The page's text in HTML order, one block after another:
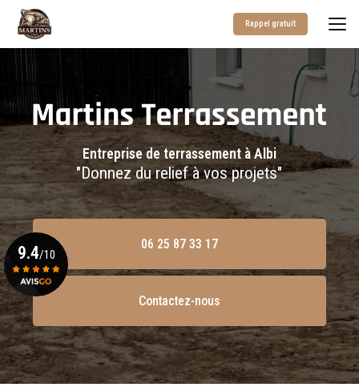
contenu
Rappel gratuit
Entreprise de terrassement à Albi
"Donnez du relief à vos projets"
06 25 87 33 17
Contactez-nous
9.4/10
Voir le certificat